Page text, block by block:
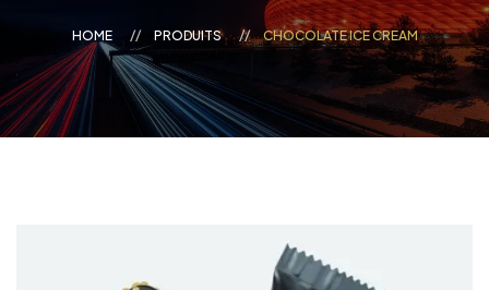
HOME PRODUITS CHOCOLATE ICE CREAM